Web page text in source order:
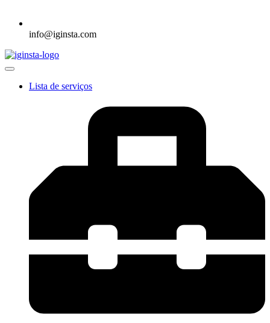
info@iginsta.com
Lista de serviços